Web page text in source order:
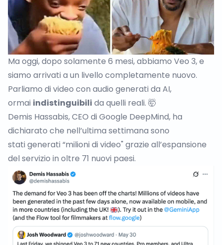
Ma oggi, dopo solamente 6 mesi, abbiamo Veo 3, e
siamo arrivati a un livello completamente nuovo.
Parliamo di video con audio generati da AI,
ormai indistinguibili da quelli reali. 🤯
Demis Hassabis, CEO di Google DeepMind, ha
dichiarato che nell’ultima settimana sono
stati generati “milioni di video" grazie all’espansione
del servizio in oltre 71 nuovi paesi.